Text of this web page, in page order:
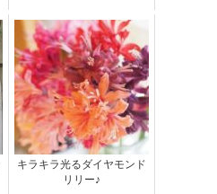
キラキラ光るダイヤモンド
リリー♪